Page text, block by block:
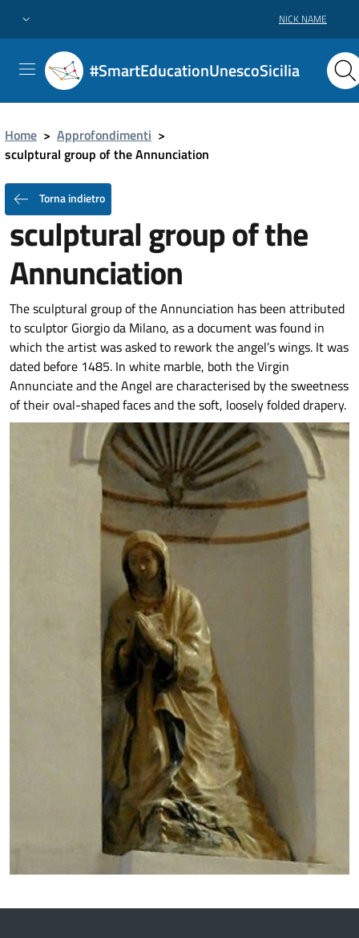
NICK NAME
#SmartEducationUnescoSicilia
Home > Approfondimenti >
sculptural group of the Annunciation
Torna indietro
sculptural group of the
Annunciation
The sculptural group of the Annunciation has been attributed
to sculptor Giorgio da Milano, as a document was found in
which the artist was asked to rework the angel’s wings. It was
dated before 1485. In white marble, both the Virgin
Annunciate and the Angel are characterised by the sweetness
of their oval-shaped faces and the soft, loosely folded drapery.